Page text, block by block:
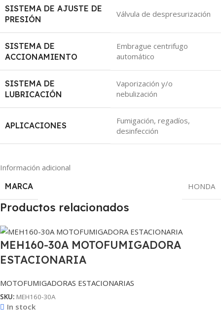
SISTEMA DE AJUSTE DE
PRESIÓN
Válvula de despresurización
SISTEMA DE
ACCIONAMIENTO
Embrague centrifugo
automático
SISTEMA DE
LUBRICACIÓN
Vaporización y/o
nebulización
APLICACIONES
Fumigación, regadíos,
desinfección
Información adicional
MARCA
HONDA
Productos relacionados
MEH160-30A MOTOFUMIGADORA
ESTACIONARIA
MOTOFUMIGADORAS ESTACIONARIAS
SKU: MEH160-30A
In stock